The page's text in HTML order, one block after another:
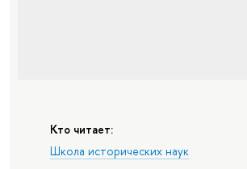
Кто читает:
Школа исторических наук